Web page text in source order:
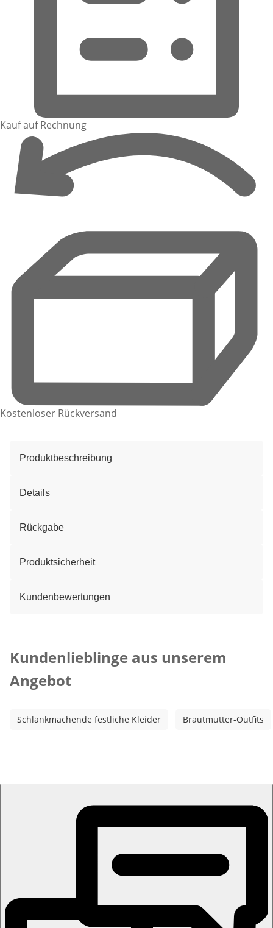
Kauf auf Rechnung
Kostenloser Rückversand
Produktbeschreibung
Details
Rückgabe
Produktsicherheit
Kundenbewertungen
Kundenlieblinge aus unserem
Angebot
Schlankmachende festliche Kleider Brautmutter-Outfits